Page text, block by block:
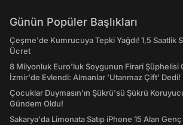
Günün Popüler Başlıkları
Çeşme'de Kumrucuya Tepki Yağdı! 1,5 Saatlik
Ücret
8 Milyonluk Euro'luk Soygunun Firari Şüphelisi
İzmir'de Evlendi: Almanlar 'Utanmaz Çift' Dedi!
Çocuklar Duymasın'ın Şükrü'sü Şükrü
Gündem Oldu!
Sakarya'da Limonata Satıp iPhone 15 Alan